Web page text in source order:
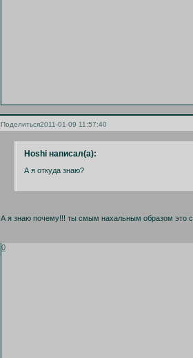
Поделиться2011-01-09 11:57:40
Hoshi написал(а):
А я откуда знаю?
А я знаю почему!!! ты смым нахальным образом это
0